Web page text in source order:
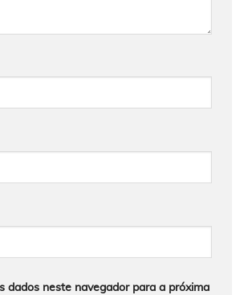
dados neste navegador para a próxima